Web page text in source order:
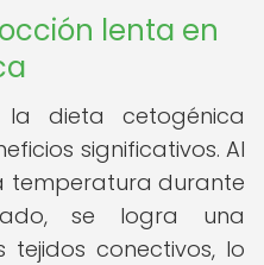
lenta en
dieta cetogénica
significativos. Al
temperatura durante
se logra una
tejidos conectivos, lo